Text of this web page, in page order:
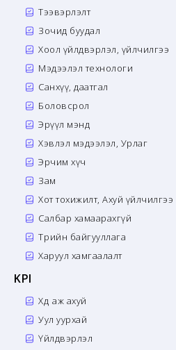
Тээвэрлэлт
Зочид буудал
Хоол үйлдвэрлэл, үйлчилгээ
Мэдээлэл технологи
Санхүү, даатгал
Боловсрол
Эрүүл мэнд
Хэвлэл мэдээлэл, Урлаг
Эрчим хүч
Зам
Хот тохижилт, Ахуй үйлчилгээ
Салбар хамаарахгүй
Төрийн байгууллага
Харуул хамгаалалт
KPI
Хөдөө аж ахуй
Уул уурхай
Үйлдвэрлэл